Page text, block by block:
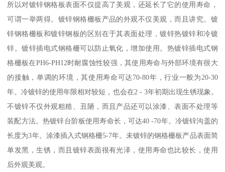
所以对镀锌钢格板表面不仅提高了美观，还延长了它的使用寿命，
可谓一举两得。镀锌钢格栅板产品的外观不仅美观，而且讲究。镀
锌钢格栅板和镀锌钢板的区别在于其表面处理，镀锌热镀锌和冷镀
锌。镀锌插电式钢格栅可以防止氧化，增加使用。热镀锌插电式钢
格栅板在PH6-PH12时耐腐蚀性较强，其使用寿命与外部环境有很大
的接触，单调的环境，其使用寿命可达70-80年，行业一般为20-30
年。冷镀锌的使用年限相对较短，也会在2 - 3年初期出现生锈现象。
不镀锌不仅外观粗糙、丑陋，而且产品还可以涂漆、表面不处理等
装配方法。热镀锌台阶板使用寿命长，可达40 -70年。冷镀锌沟盖的
长度为3年。涂漆插入式钢格栅5-7年。未镀锌的钢格栅板产品表面简
单发黑，生锈，而且镀锌表面很有光泽，使用寿命也比较长，使用
后外观美观。